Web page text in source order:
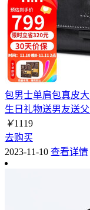
包男士单肩包真皮
生日礼物送男友送
￥1119
去购买
2023-11-10 查看详情